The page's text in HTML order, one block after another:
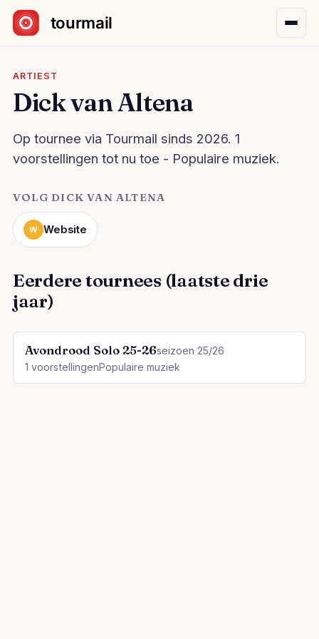
Sla navigatie over
ARTIEST
Dick van Altena
Op tournee via Tourmail sinds 2026. 1
voorstellingen tot nu toe - Populaire muziek.
VOLG DICK VAN ALTENA
W Website
Eerdere tournees (laatste drie
jaar)
Avondrood Solo 25-26seizoen 25/26
1 voorstellingenPopulaire muziek